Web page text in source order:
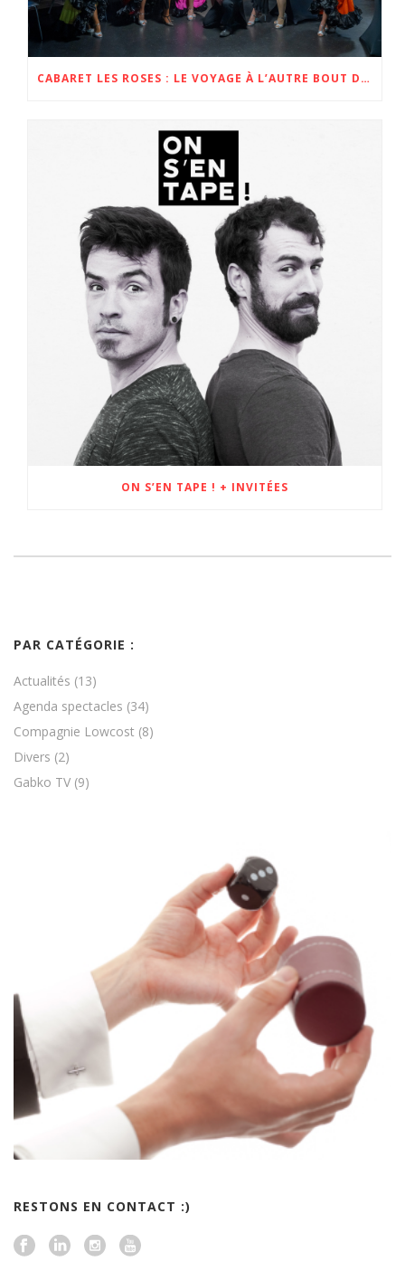
CABARET LES ROSES : LE VOYAGE À L’AUTRE BOUT DE LA FRANCE !
ON S’EN TAPE ! + INVITÉES
PAR CATÉGORIE :
Actualités (13)
Agenda spectacles (34)
Compagnie Lowcost (8)
Divers (2)
Gabko TV (9)
RESTONS EN CONTACT :)